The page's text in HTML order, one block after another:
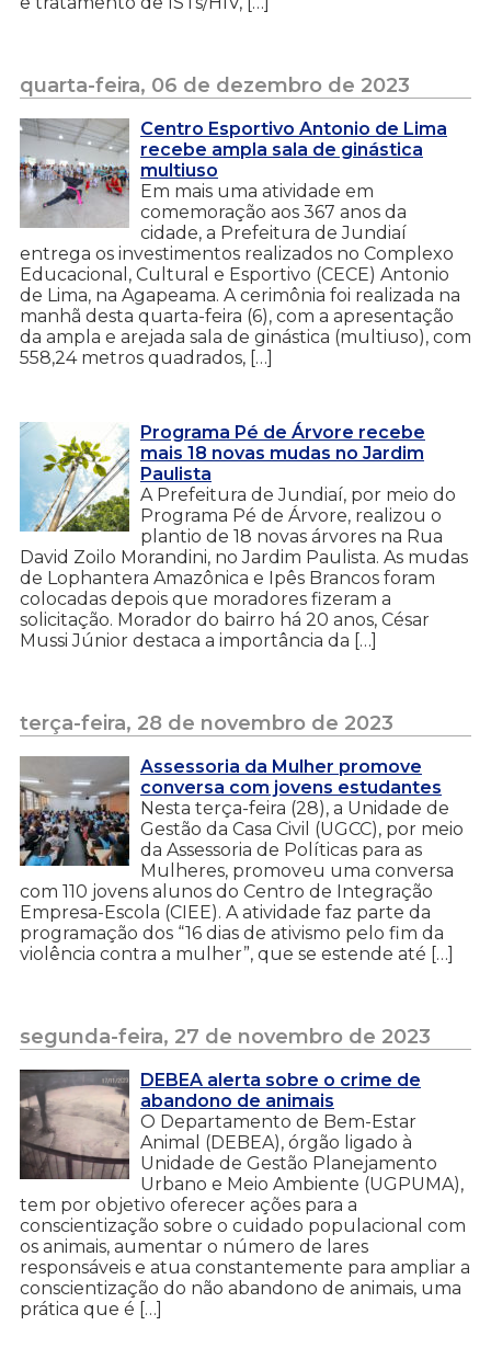
quarta-feira, 06 de dezembro de 2023
Centro Esportivo Antonio de Lima
recebe ampla sala de ginástica
multiuso
Em mais uma atividade em
comemoração aos 367 anos da
cidade, a Prefeitura de Jundiaí
entrega os investimentos realizados no Complexo
Educacional, Cultural e Esportivo (CECE) Antonio
de Lima, na Agapeama. A cerimônia foi realizada na
manhã desta quarta-feira (6), com a apresentação
da ampla e arejada sala de ginástica (multiuso), com
558,24 metros quadrados, […]
Programa Pé de Árvore recebe
mais 18 novas mudas no Jardim
Paulista
A Prefeitura de Jundiaí, por meio do
Programa Pé de Árvore, realizou o
plantio de 18 novas árvores na Rua
David Zoilo Morandini, no Jardim Paulista. As mudas
de Lophantera Amazônica e Ipês Brancos foram
colocadas depois que moradores fizeram a
solicitação. Morador do bairro há 20 anos, César
Mussi Júnior destaca a importância da […]
terça-feira, 28 de novembro de 2023
Assessoria da Mulher promove
conversa com jovens estudantes
Nesta terça-feira (28), a Unidade de
Gestão da Casa Civil (UGCC), por meio
da Assessoria de Políticas para as
Mulheres, promoveu uma conversa
com 110 jovens alunos do Centro de Integração
Empresa-Escola (CIEE). A atividade faz parte da
programação dos “16 dias de ativismo pelo fim da
violência contra a mulher”, que se estende até […]
segunda-feira, 27 de novembro de 2023
DEBEA alerta sobre o crime de
abandono de animais
O Departamento de Bem-Estar
Animal (DEBEA), órgão ligado à
Unidade de Gestão Planejamento
Urbano e Meio Ambiente (UGPUMA),
tem por objetivo oferecer ações para a
conscientização sobre o cuidado populacional com
os animais, aumentar o número de lares
responsáveis e atua constantemente para ampliar a
conscientização do não abandono de animais, uma
prática que é […]